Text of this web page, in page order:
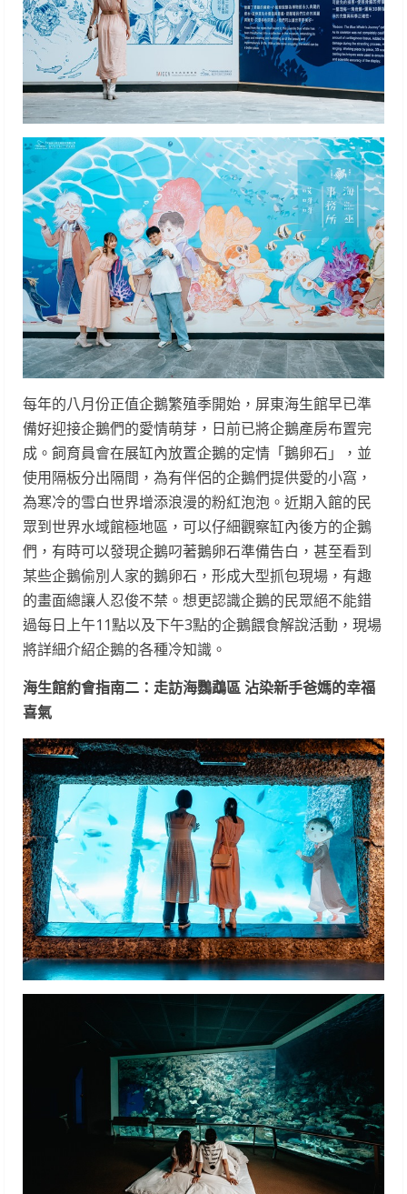
每年的八月份正值企鵝繁殖季開始，屏東海生館早已準
備好迎接企鵝們的愛情萌芽，日前已將企鵝產房布置完
成。飼育員會在展缸內放置企鵝的定情「鵝卵石」，並
使用隔板分出隔間，為有伴侶的企鵝們提供愛的小窩，
為寒冷的雪白世界增添浪漫的粉紅泡泡。近期入館的民
眾到世界水域館極地區，可以仔細觀察缸內後方的企鵝
們，有時可以發現企鵝叼著鵝卵石準備告白，甚至看到
某些企鵝偷別人家的鵝卵石，形成大型抓包現場，有趣
的畫面總讓人忍俊不禁。想更認識企鵝的民眾絕不能錯
過每日上午11點以及下午3點的企鵝餵食解說活動，現場
將詳細介紹企鵝的各種冷知識。
海生館約會指南二：走訪海鸚鵡區 沾染新手爸媽的幸福
喜氣